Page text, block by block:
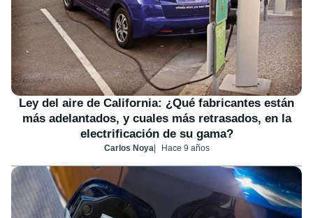
Ley del aire de California: ¿Qué fabricantes están
más adelantados, y cuales más retrasados, en la
electrificación de su gama?
Carlos Noya Hace 9 años